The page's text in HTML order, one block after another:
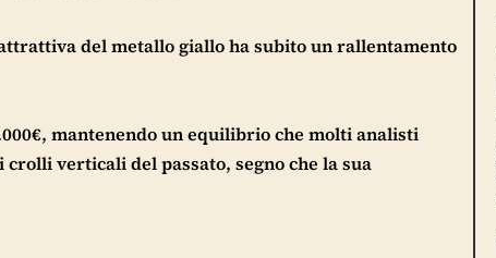
del metallo giallo ha subito un rallentamento
mantenendo un equilibrio che molti analisti
verticali del passato, segno che la sua